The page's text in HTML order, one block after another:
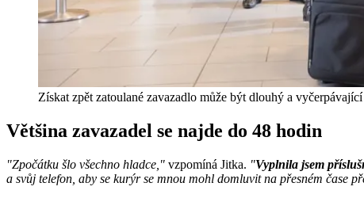
Získat zpět zatoulané zavazadlo může být dlouhý a
Většina zavazadel se najde do 48 hodin
"Zpočátku šlo všechno hladce," vzpomíná Jitka. "Vyplnila jsem
a svůj telefon, aby se kurýr se mnou mohl domluvit na přesném čase